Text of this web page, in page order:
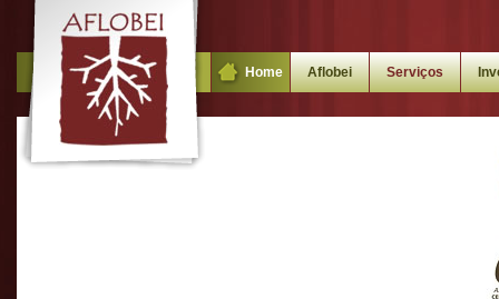
Home Aflobei Serviços